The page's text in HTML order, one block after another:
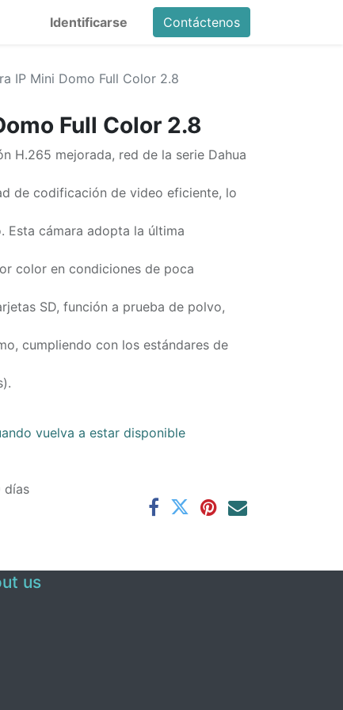
Identificarse Contáctenos
IP Mini Domo Full Color 2.8
Full Color 2.8
H.265 mejorada, red de la serie Dahua
de codificación de video eficiente, lo
Esta cámara adopta la última
color en condiciones de poca
SD, función a prueba de polvo,
cumpliendo con los estándares de
vuelva a estar disponible
días
us